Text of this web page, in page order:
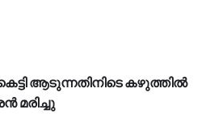
ആടുന്നതിനിടെ കഴുത്തിൽ
മരിച്ചു